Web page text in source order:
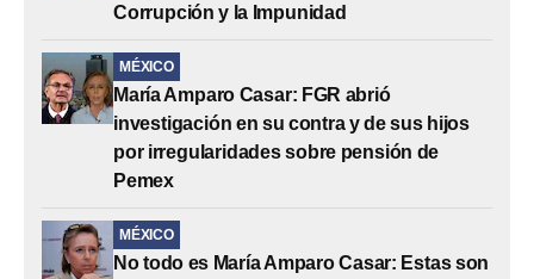
Corrupción y la Impunidad
MÉXICO
María Amparo Casar: FGR abrió
investigación en su contra y de sus hijos
por irregularidades sobre pensión de
Pemex
MÉXICO
No todo es María Amparo Casar: Estas son